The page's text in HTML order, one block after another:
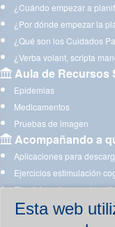
Esta web
¿Cuándo empezar a
¿Por dónde empezar la
¿Qué son los Cuidados
¿Verba volant, scripta
Aula de Recursos
Epidemias
Medicamentos
Pruebas de imagen
Acompañando a
Aplicaciones para
Ejercicios estimulación
Ejercicios y juegos de